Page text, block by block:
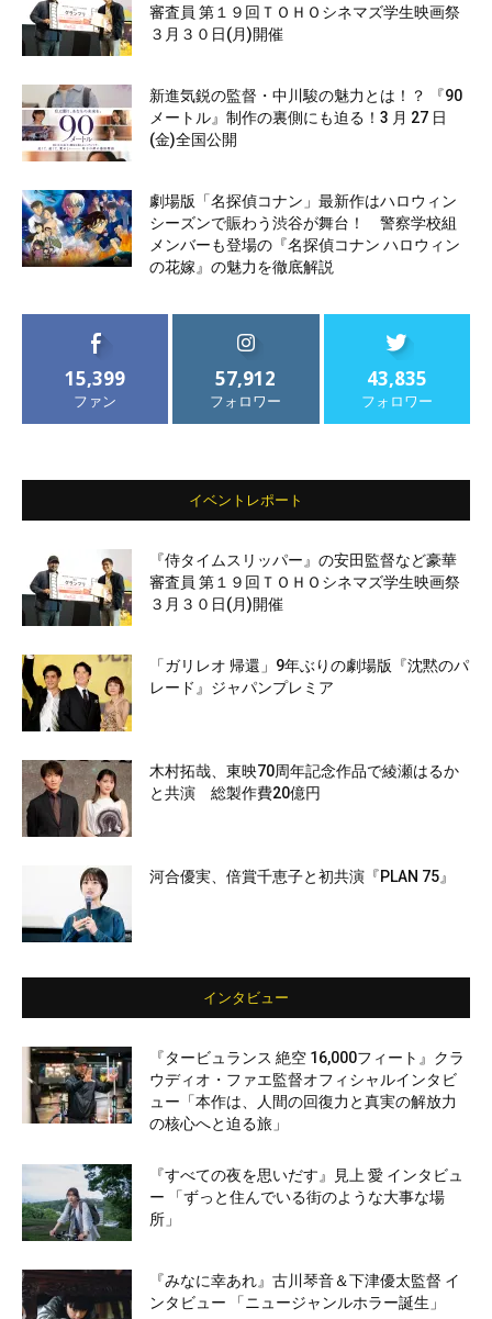
審査員 第１９回ＴＯＨＯシネマズ学生映画祭
３月３０日(月)開催
新進気鋭の監督・中川駿の魅力とは！？ 『90
メートル』制作の裏側にも迫る！3 月 27 日
(金)全国公開
劇場版「名探偵コナン」最新作はハロウィン
シーズンで賑わう渋谷が舞台！ 警察学校組
メンバーも登場の『名探偵コナン ハロウィン
の花嫁』の魅力を徹底解説
15,399
ファン
57,912
フォロワー
43,835
フォロワー
イベントレポート
『侍タイムスリッパー』の安田監督など豪華
審査員 第１９回ＴＯＨＯシネマズ学生映画祭
３月３０日(月)開催
「ガリレオ 帰還」9年ぶりの劇場版『沈黙のパ
レード』ジャパンプレミア
木村拓哉、東映70周年記念作品で綾瀬はるか
と共演 総製作費20億円
河合優実、倍賞千恵子と初共演『PLAN 75』
インタビュー
『タービュランス 絶空 16,000フィート』クラ
ウディオ・ファエ監督オフィシャルインタビ
ュー「本作は、人間の回復力と真実の解放力
の核心へと迫る旅」
『すべての夜を思いだす』見上 愛 インタビュ
ー 「ずっと住んでいる街のような大事な場
所」
『みなに幸あれ』古川琴音＆下津優太監督 イ
ンタビュー 「ニュージャンルホラー誕生」